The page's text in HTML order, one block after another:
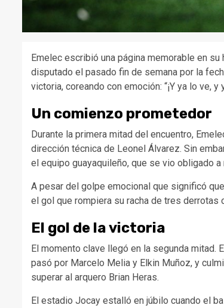
Emelec escribió una página memorable en
disputado el pasado fin de semana por la
victoria, coreando con emoción: “¡Y ya lo ve,
Un comienzo prometedor
Durante la primera mitad del encuentro,
dirección técnica de Leonel Álvarez. Sin
el equipo guayaquileño, que se vio obligado
A pesar del golpe emocional que significó
el gol que rompiera su racha de tres derrotas
El gol de la victoria
El momento clave llegó en la segunda mitad.
pasó por Marcelo Melia y Elkin Muñoz, y
superar al arquero Brian Heras.
El estadio Jocay estalló en júbilo cuando el